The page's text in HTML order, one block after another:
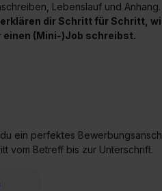
Lebenslauf und Anhang.
dir Schritt für Schritt,
einen (Mini-)Job schreibst.
ein perfektes
vom Betreff bis zur Unterschrift.